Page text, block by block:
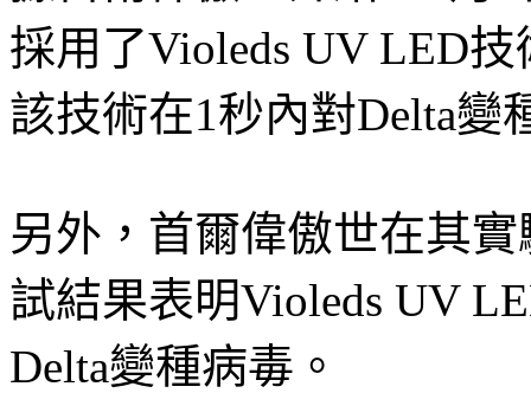
採用了Violeds UV LED
該技術在1秒內對Delta變
另外，首爾偉傲世在其
試結果表明Violeds UV
Delta變種病毒。